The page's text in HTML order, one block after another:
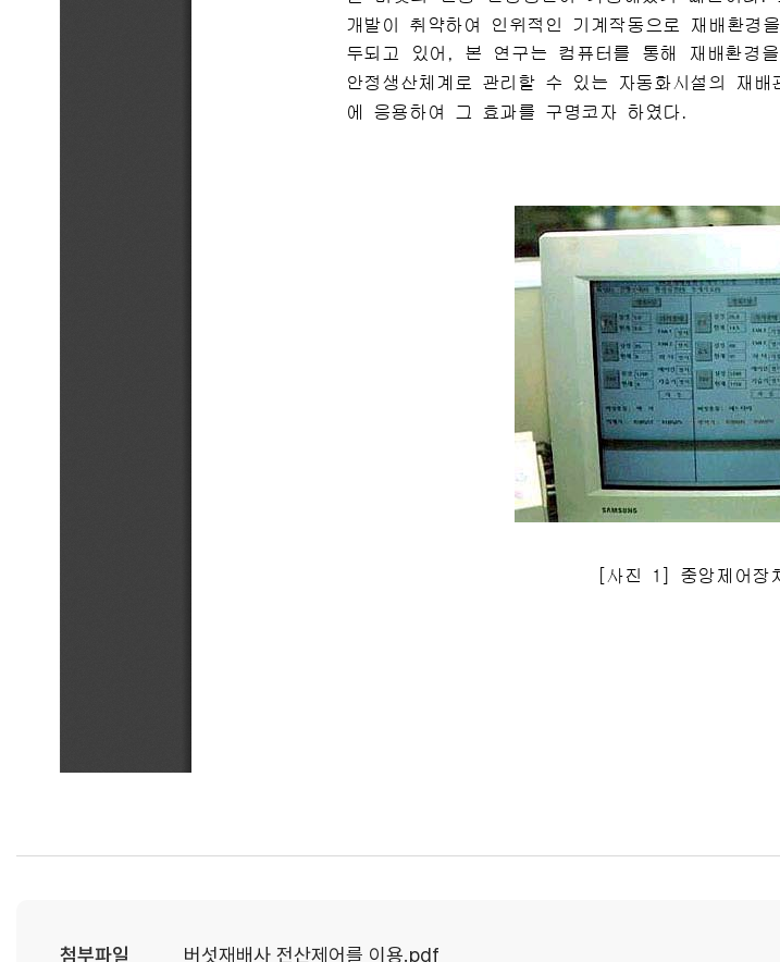
첨부파일 버섯재배사 전산제어를 이용.pdf